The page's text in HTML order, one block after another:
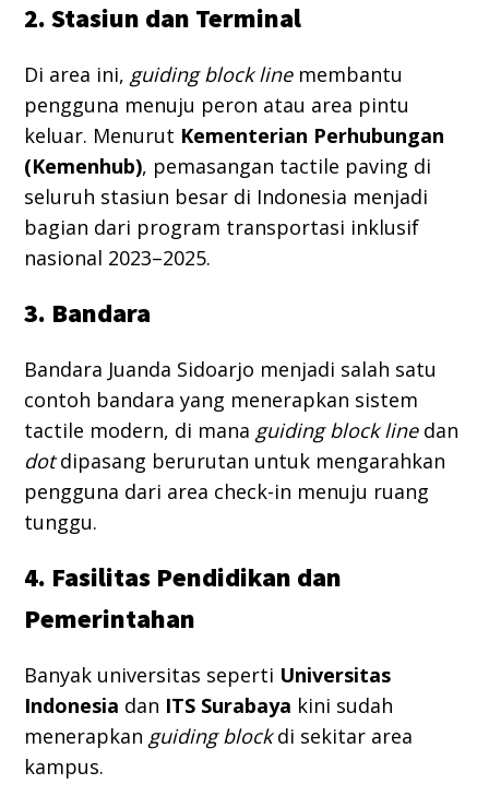
2. Stasiun dan Terminal
Di area ini, guiding block linemembantu
pengguna menuju peron atau area pintu
keluar. Menurut Kementerian Perhubungan
(Kemenhub), pemasangan tactile paving di
seluruh stasiun besar di Indonesia menjadi
bagian dari program transportasi inklusif
nasional 2023–2025.
3. Bandara
Bandara Juanda Sidoarjo menjadi salah satu
contoh bandara yang menerapkan sistem
tactile modern, di mana guiding block linedan
dotdipasang berurutan untuk mengarahkan
pengguna dari area check-in menuju ruang
tunggu.
4. Fasilitas Pendidikan dan
Pemerintahan
Banyak universitas seperti Universitas
Indonesia dan ITS Surabaya kini sudah
menerapkan guiding blockdi sekitar area
kampus.